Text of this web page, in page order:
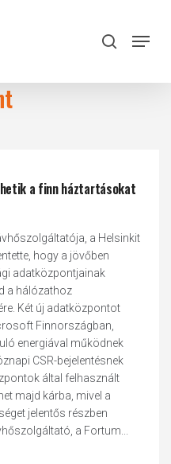
search
Menu
a finn háztartásokat
a Helsinkit
hogy a jövőben
adatközpontjainak
a hálózathoz
Két új adatközpontot
Finnországban,
energiával működnek
CSR-bejelentésnek
által felhasznált
majd kárba, mivel a
jelentős részben
a Fortum...
Close